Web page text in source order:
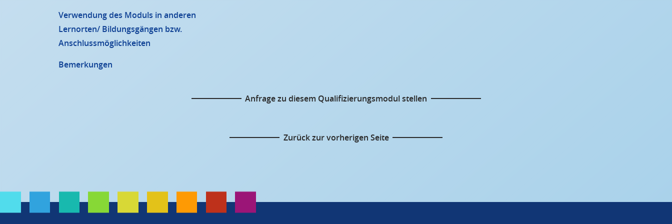
Verwendung des Moduls in anderen
Lernorten/ Bildungsgängen bzw.
Anschlussmöglichkeiten
Bemerkungen
Anfrage zu diesem Qualifizierungsmodul stellen
Zurück zur vorherigen Seite